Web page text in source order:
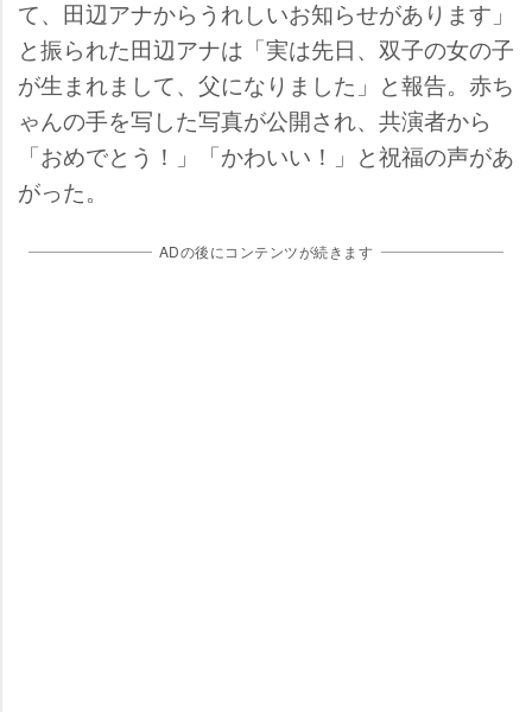
て、田辺アナからうれしいお知らせがあります」
と振られた田辺アナは「実は先日、双子の女の子
が生まれまして、父になりました」と報告。赤ち
ゃんの手を写した写真が公開され、共演者から
「おめでとう！」「かわいい！」と祝福の声があ
がった。
ADの後にコンテンツが続きます